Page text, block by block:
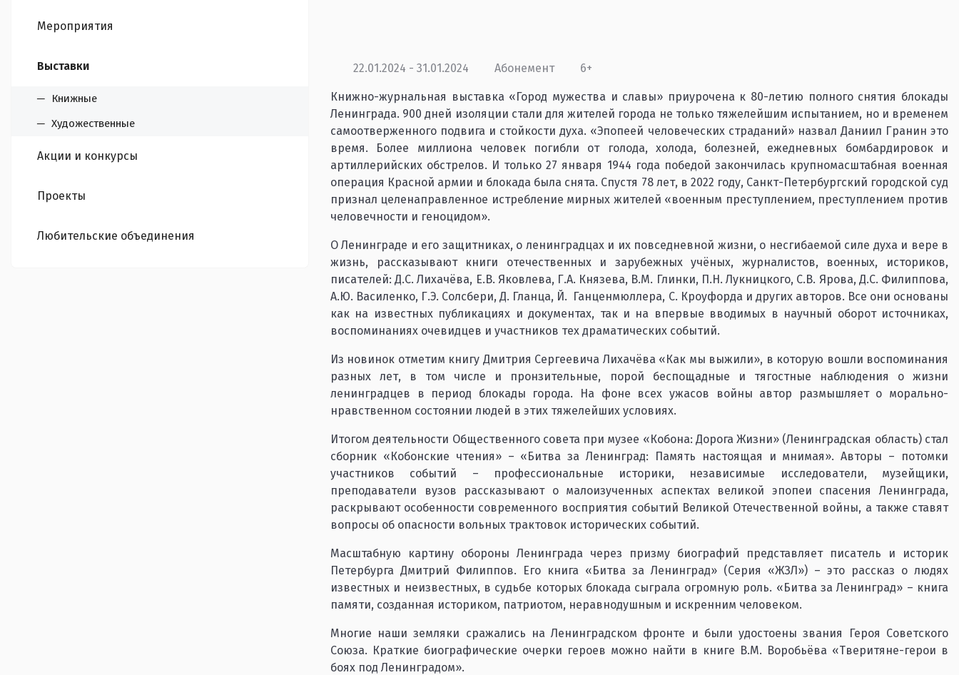
Мероприятия
Выставки
Книжные
Художественные
Акции и конкурсы
Проекты
Любительские объединения
22.01.2024 - 31.01.2024 Абонемент 6+
Книжно-журнальная выставка «Город мужества и славы» приурочена к 80-летию полного снятия блокады
Ленинграда. 900 дней изоляции стали для жителей города не только тяжелейшим испытанием, но и временем
самоотверженного подвига и стойкости духа. «Эпопеей человеческих страданий» назвал Даниил Гранин это
время. Более миллиона человек погибли от голода, холода, болезней, ежедневных бомбардировок и
артиллерийских обстрелов. И только 27 января 1944 года победой закончилась крупномасштабная военная
операция Красной армии и блокада была снята. Спустя 78 лет, в 2022 году, Санкт-Петербургский городской суд
признал целенаправленное истребление мирных жителей «военным преступлением, преступлением против
человечности и геноцидом».
О Ленинграде и его защитниках, о ленинградцах и их повседневной жизни, о несгибаемой силе духа и вере в
жизнь, рассказывают книги отечественных и зарубежных учёных, журналистов, военных, историков,
писателей: Д.С. Лихачёва, Е.В. Яковлева, Г.А. Князева, В.М. Глинки, П.Н. Лукницкого, С.В. Ярова, Д.С. Филиппова,
А.Ю. Василенко, Г.Э. Солсбери, Д. Гланца, Й. Ганценмюллера, С. Кроуфорда и других авторов. Все они основаны
как на известных публикациях и документах, так и на впервые вводимых в научный оборот источниках,
воспоминаниях очевидцев и участников тех драматических событий.
Из новинок отметим книгу Дмитрия Сергеевича Лихачёва «Как мы выжили», в которую вошли воспоминания
разных лет, в том числе и пронзительные, порой беспощадные и тягостные наблюдения о жизни
ленинградцев в период блокады города. На фоне всех ужасов войны автор размышляет о морально-
нравственном состоянии людей в этих тяжелейших условиях.
Итогом деятельности Общественного совета при музее «Кобона: Дорога Жизни» (Ленинградская область) стал
сборник «Кобонские чтения» – «Битва за Ленинград: Память настоящая и мнимая». Авторы – потомки
участников событий – профессиональные историки, независимые исследователи, музейщики,
преподаватели вузов рассказывают о малоизученных аспектах великой эпопеи спасения Ленинграда,
раскрывают особенности современного восприятия событий Великой Отечественной войны, а также ставят
вопросы об опасности вольных трактовок исторических событий.
Масштабную картину обороны Ленинграда через призму биографий представляет писатель и историк
Петербурга Дмитрий Филиппов. Его книга «Битва за Ленинград» (Серия «ЖЗЛ») – это рассказ о людях
известных и неизвестных, в судьбе которых блокада сыграла огромную роль. «Битва за Ленинград» – книга
памяти, созданная историком, патриотом, неравнодушным и искренним человеком.
Многие наши земляки сражались на Ленинградском фронте и были удостоены звания Героя Советского
Союза. Краткие биографические очерки героев можно найти в книге В.М. Воробьёва «Тверитяне-герои в
боях под Ленинградом».